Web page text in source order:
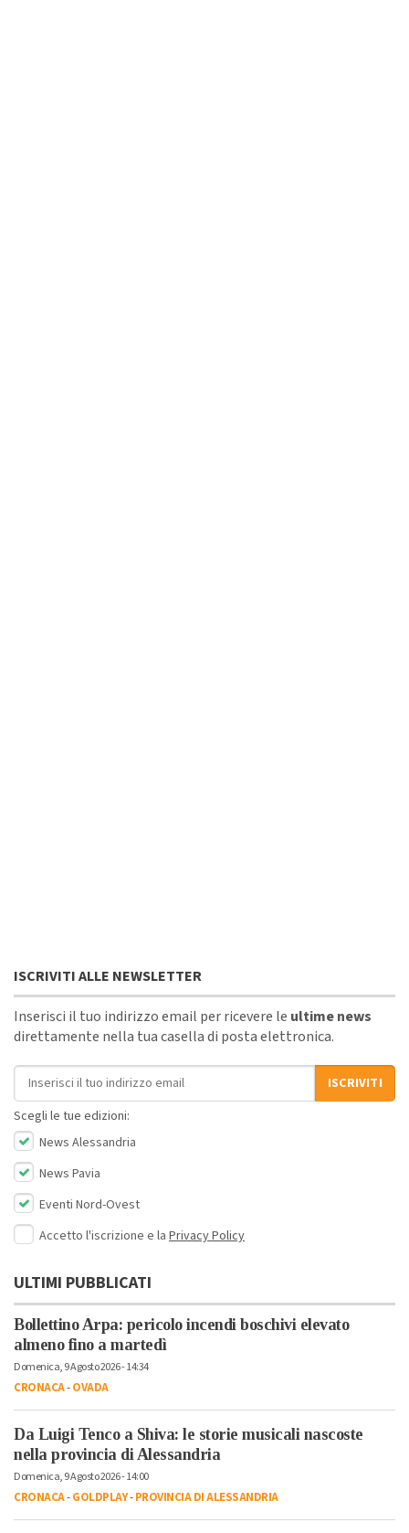
ISCRIVITI ALLE NEWSLETTER
Inserisci il tuo indirizzo email per ricevere le ultime news
direttamente nella tua casella di posta elettronica.
Indirizzo email
ISCRIVITI
Scegli le tue edizioni:
News Alessandria
News Pavia
Eventi Nord-Ovest
Accetto l'iscrizione e la Privacy Policy
ULTIMI PUBBLICATI
Bollettino Arpa: pericolo incendi boschivi elevato
almeno fino a martedì
Domenica, 9 Agosto 2026 - 14:34
CRONACA-OVADA
Da Luigi Tenco a Shiva: le storie musicali nascoste
nella provincia di Alessandria
Domenica, 9 Agosto 2026 - 14:00
CRONACA-GOLDPLAY-PROVINCIA DI ALESSANDRIA